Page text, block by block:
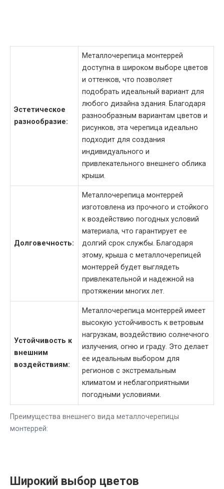
Преимущества внешнего вида металлочерепицы
монтеррей:
Эстетическое
разнообразие:
Металлочерепица монтеррей
доступна в широком выборе цветов
и оттенков, что позволяет
подобрать идеальный вариант для
любого дизайна здания. Благодаря
разнообразным вариантам цветов и
рисунков, эта черепица идеально
подходит для создания
индивидуального и
привлекательного внешнего облика
крыши.
Долговечность:
Металлочерепица монтеррей
изготовлена из прочного и стойкого
к воздействию погодных условий
материала, что гарантирует ее
долгий срок службы. Благодаря
этому, крыша с металлочерепицей
монтеррей будет выглядеть
привлекательной и надежной на
протяжении многих лет.
Устойчивость к
внешним
воздействиям:
Металлочерепица монтеррей имеет
высокую устойчивость к ветровым
нагрузкам, воздействию солнечного
излучения, огню и граду. Это делает
ее идеальным выбором для
регионов с экстремальным
климатом и неблагоприятными
погодными условиями.
Широкий выбор цветов